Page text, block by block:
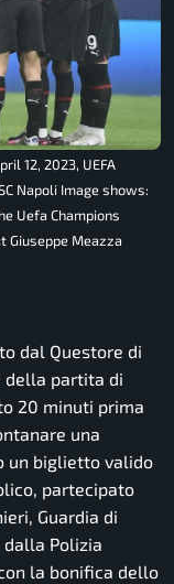
12, 2023, UEFA
Napoli Image shows:
Uefa Champions
Giuseppe Meazza
dal Questore di
della partita di
20 minuti prima
una
un biglietto valido
partecipato
Guardia di
dalla Polizia
la bonifica dello